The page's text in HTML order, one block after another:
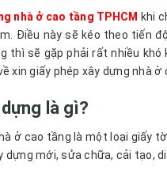
nhà ở cao tầng TPHCM khi
Điều này sẽ kéo theo tiến
thì sẽ gặp phải rất nhiều
xin giấy phép xây dựng nhà
là gì?
ở cao tầng là một loại giấy
mới, sửa chữa, cải tạo,